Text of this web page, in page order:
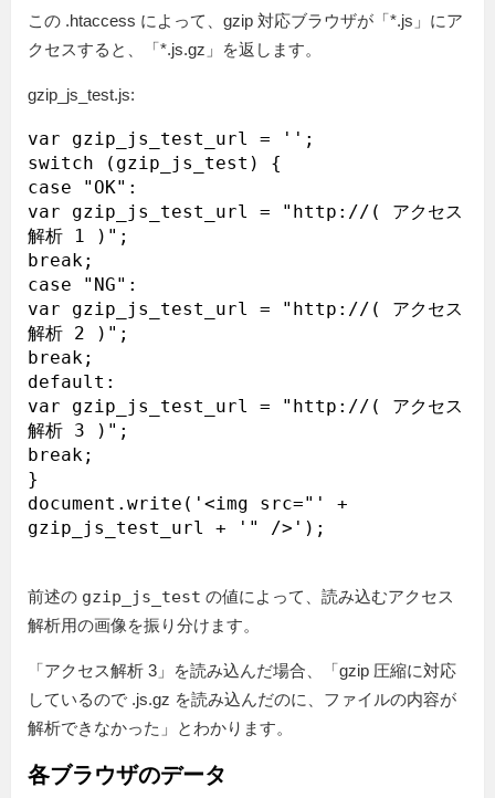
この .htaccess によって、gzip 対応ブラウザが「*.js」にア
クセスすると、「*.js.gz」を返します。
gzip_js_test.js:
var gzip_js_test_url = '';
switch (gzip_js_test) {
case "OK":
var gzip_js_test_url = "http://( アクセス
解析 1 )";
break;
case "NG":
var gzip_js_test_url = "http://( アクセス
解析 2 )";
break;
default:
var gzip_js_test_url = "http://( アクセス
解析 3 )";
break;
}
document.write('<img src="' +
前述の gzip_js_test の値によって、読み込むアクセス
解析用の画像を振り分けます。
「アクセス解析 3」を読み込んだ場合、「gzip 圧縮に対応
しているので .js.gz を読み込んだのに、ファイルの内容が
解析できなかった」とわかります。
各ブラウザのデータ